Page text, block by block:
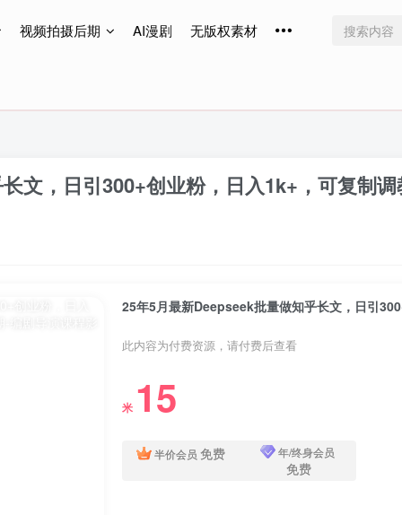
视频拍摄后期 AI漫剧 无版权素材
费更新
文，日引300+创业粉，日入1k+，可复制
25年5月最新Deepseek批量做知乎长文，日引
此内容为付费资源，请付费后查看
米 15
半价会员 免费 年/终身会员
免费